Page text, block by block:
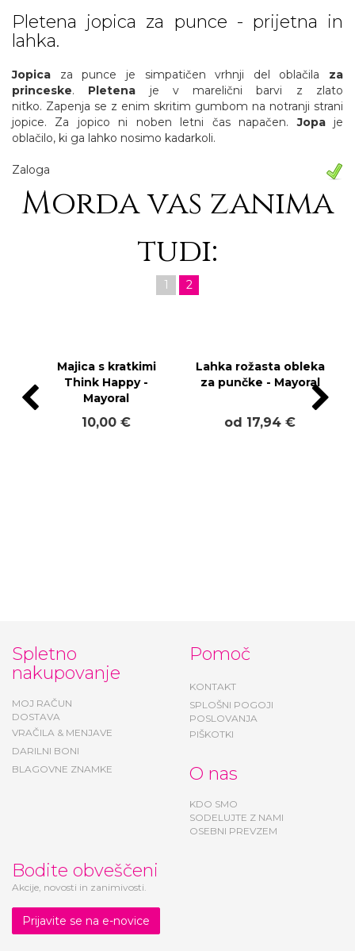
Pletena jopica za punce - prijetna in
lahka.
Jopica za punce je simpatičen vrhnji del oblačila za
princeske. Pletena je v marelični barvi z zlato
nitko. Zapenja se z enim skritim gumbom na notranji strani
jopice. Za jopico ni noben letni čas napačen.Jopaje
oblačilo, ki ga lahko nosimo kadarkoli.
Zaloga
Morda vas zanima
tudi:
1 2
Majica s kratkimi
Think Happy -
Mayoral
Lahka rožasta obleka
nakupovanje
DOSTAVA
VRAČILA & MENJAVE
DARILNI BONI
BLAGOVNE ZNAMKE
SPLOŠNI POGOJI
POSLOVANJA
PIŠKOTKI
SODELUJTE Z NAMI
OSEBNI PREVZEM
Akcije, novosti in zanimivosti.
Prijavite se na e-novice